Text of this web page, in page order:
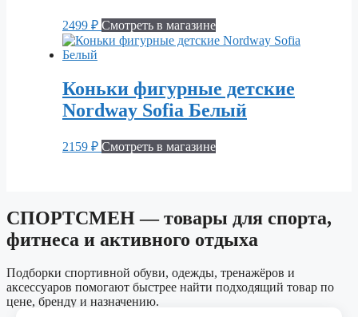
2499 ₽ Смотреть в магазине
Коньки фигурные детские
Nordway Sofia Белый
2159 ₽ Смотреть в магазине
СПОРТСМЕН — товары для спорта,
фитнеса и активного отдыха
Подборки спортивной обуви, одежды, тренажёров и
аксессуаров помогают быстрее найти подходящий товар по
цене, бренду и назначению.